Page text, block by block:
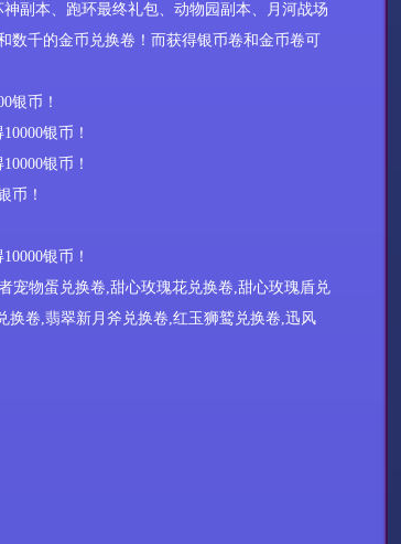
副本、跑环最终礼包、动物园副本、月河战场
数千的金币兑换卷！而获得银币卷和金币卷可
银币！
银币！
银币！
币！
银币！
宠物蛋兑换卷,甜心玫瑰花兑换卷,甜心玫瑰盾兑
换卷,翡翠新月斧兑换卷,红玉狮鹫兑换卷,迅风